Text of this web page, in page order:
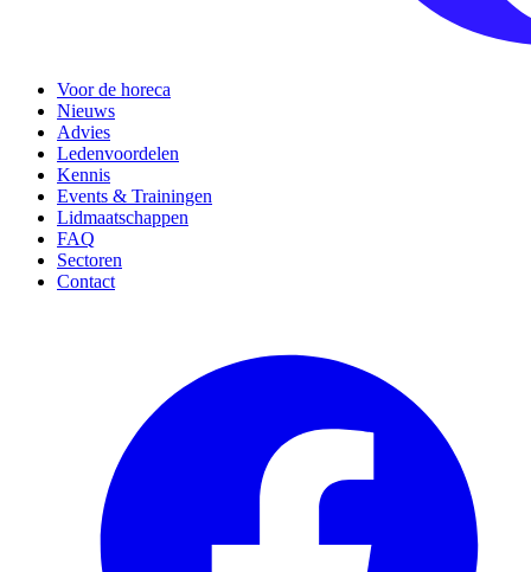
Voor de horeca
Nieuws
Advies
Ledenvoordelen
Kennis
Events & Trainingen
Lidmaatschappen
FAQ
Sectoren
Contact